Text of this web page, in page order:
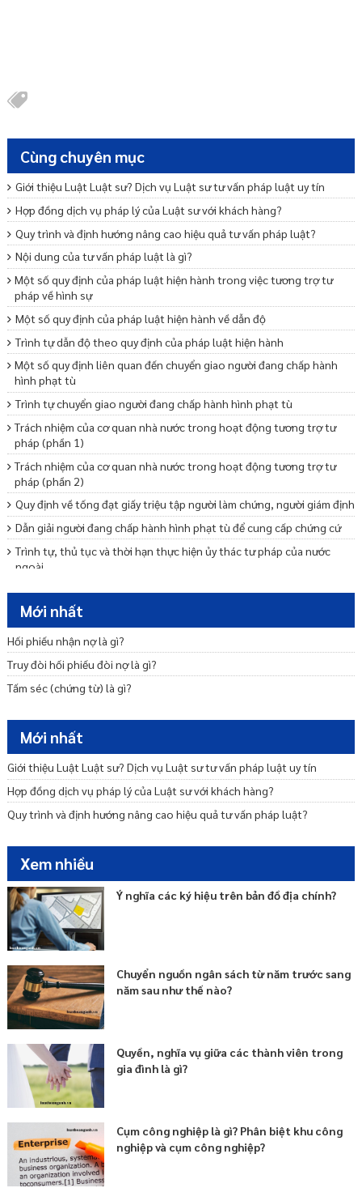
Cùng chuyên mục
Giới thiệu Luật Luật sư? Dịch vụ Luật sư tư vấn pháp luật uy tín
Hợp đồng dịch vụ pháp lý của Luật sư với khách hàng?
Quy trình và định hướng nâng cao hiệu quả tư vấn pháp luật?
Nội dung của tư vấn pháp luật là gì?
Một số quy định của pháp luật hiện hành trong việc tương trợ tư
pháp về hình sự
Một số quy định của pháp luật hiện hành về dẫn độ
Trình tự dẫn độ theo quy định của pháp luật hiện hành
Một số quy định liên quan đến chuyển giao người đang chấp hành
hình phạt tù
Trình tự chuyển giao người đang chấp hành hình phạt tù
Trách nhiệm của cơ quan nhà nước trong hoạt động tương trợ tư
pháp (phần 1)
Trách nhiệm của cơ quan nhà nước trong hoạt động tương trợ tư
pháp (phần 2)
Quy định về tống đạt giấy triệu tập người làm chứng, người giám định
Dẫn giải người đang chấp hành hình phạt tù để cung cấp chứng cứ
Trình tự, thủ tục và thời hạn thực hiện ủy thác tư pháp của nước
ngoài
pháp của nước ngoài
Chi phí thực hiện trương trợ tư pháp về dân sự
Nguyên tắc tương trợ tư pháp
Ngôn ngữ trong tương trợ tư pháp
Ủy thác tư pháp và hình thức thực hiện tương trợ tư pháp
Hợp pháp hóa lãnh sự và việc công nhận giấy tờ, tài liệu ủy thác tư
pháp
Mới nhất
Hối phiếu nhận nợ là gì?
Truy đòi hối phiếu đòi nợ là gì?
Tấm séc (chứng từ) là gì?
Mới nhất
Giới thiệu Luật Luật sư? Dịch vụ Luật sư tư vấn pháp luật uy tín
Hợp đồng dịch vụ pháp lý của Luật sư với khách hàng?
Quy trình và định hướng nâng cao hiệu quả tư vấn pháp luật?
Xem nhiều
Ý nghĩa các ký hiệu trên bản đồ địa chính?
Chuyển nguồn ngân sách từ năm trước sang
năm sau như thế nào?
Quyền, nghĩa vụ giữa các thành viên trong
gia đình là gì?
Cụm công nghiệp là gì? Phân biệt khu công
nghiệp và cụm công nghiệp?